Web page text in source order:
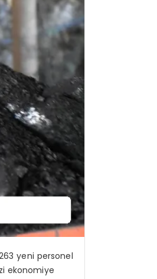
yeni personel
ekonomiye